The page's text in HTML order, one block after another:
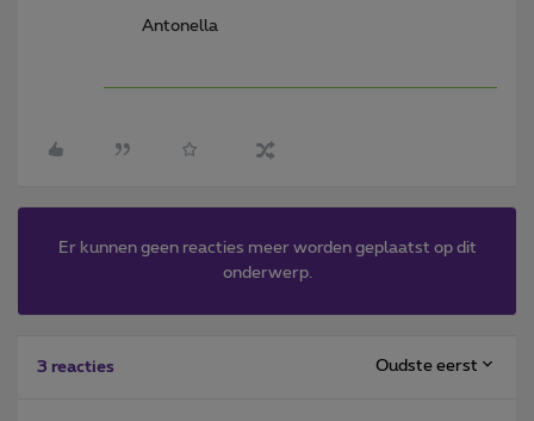
Antonella
Er kunnen geen reacties meer worden geplaatst op dit
onderwerp.
3 reacties Oudste eerst